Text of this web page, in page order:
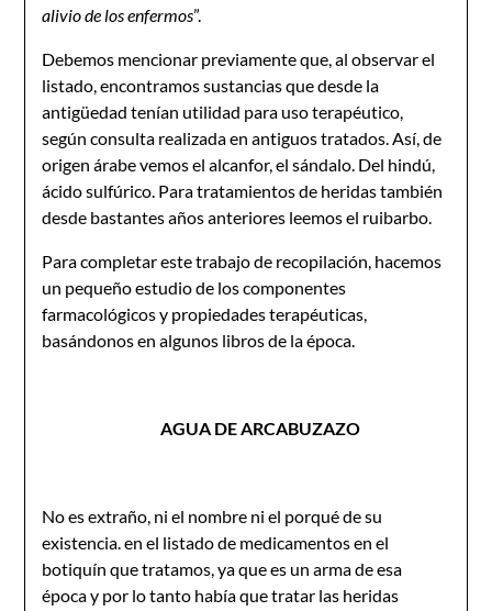
alivio de los enfermos”.
Debemos mencionar previamente que, al observar el
listado, encontramos sustancias que desde la
antigüedad tenían utilidad para uso terapéutico,
según consulta realizada en antiguos tratados. Así, de
origen árabe vemos el alcanfor, el sándalo. Del hindú,
ácido sulfúrico. Para tratamientos de heridas también
desde bastantes años anteriores leemos el ruibarbo.
Para completar este trabajo de recopilación, hacemos
un pequeño estudio de los componentes
farmacológicos y propiedades terapéuticas,
basándonos en algunos libros de la época.
AGUA DE ARCABUZAZO
No es extraño, ni el nombre ni el porqué de su
existencia. en el listado de medicamentos en el
botiquín que tratamos, ya que es un arma de esa
época y por lo tanto había que tratar las heridas